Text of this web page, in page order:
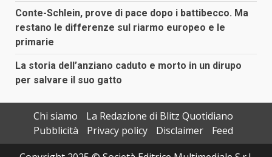
Conte-Schlein, prove di pace dopo i battibecco. Ma
restano le differenze sul riarmo europeo e le
primarie
La storia dell’anziano caduto e morto in un dirupo
per salvare il suo gatto
Chi siamo
La Redazione di Blitz Quotidiano
Pubblicità
Privacy policy Disclaimer
Feed